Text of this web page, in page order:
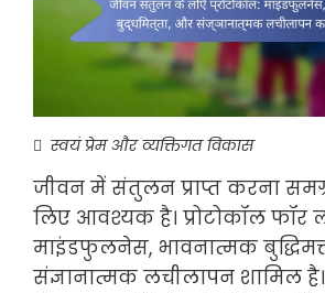
स्वयं प्रेम और व्यक्तिगत विकास
जीवन में संतुलन प्राप्त करना
लिए आवश्यक है। प्रोटोकॉल
माइंडफुलनेस, भावनात्मक
संज्ञानात्मक लचीलापन शामिल